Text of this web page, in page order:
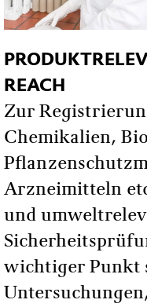
REACH
Zur
Chemikalien,
Arzneimitteln
und
wichtiger Punkt